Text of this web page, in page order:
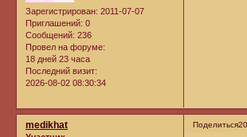
Зарегистрирован: 2011-07-07
Приглашений: 0
Сообщений: 236
Провел на форуме:
18 дней 23 часа
Последний визит:
2026-08-02 08:30:34
Поделиться
medikhat